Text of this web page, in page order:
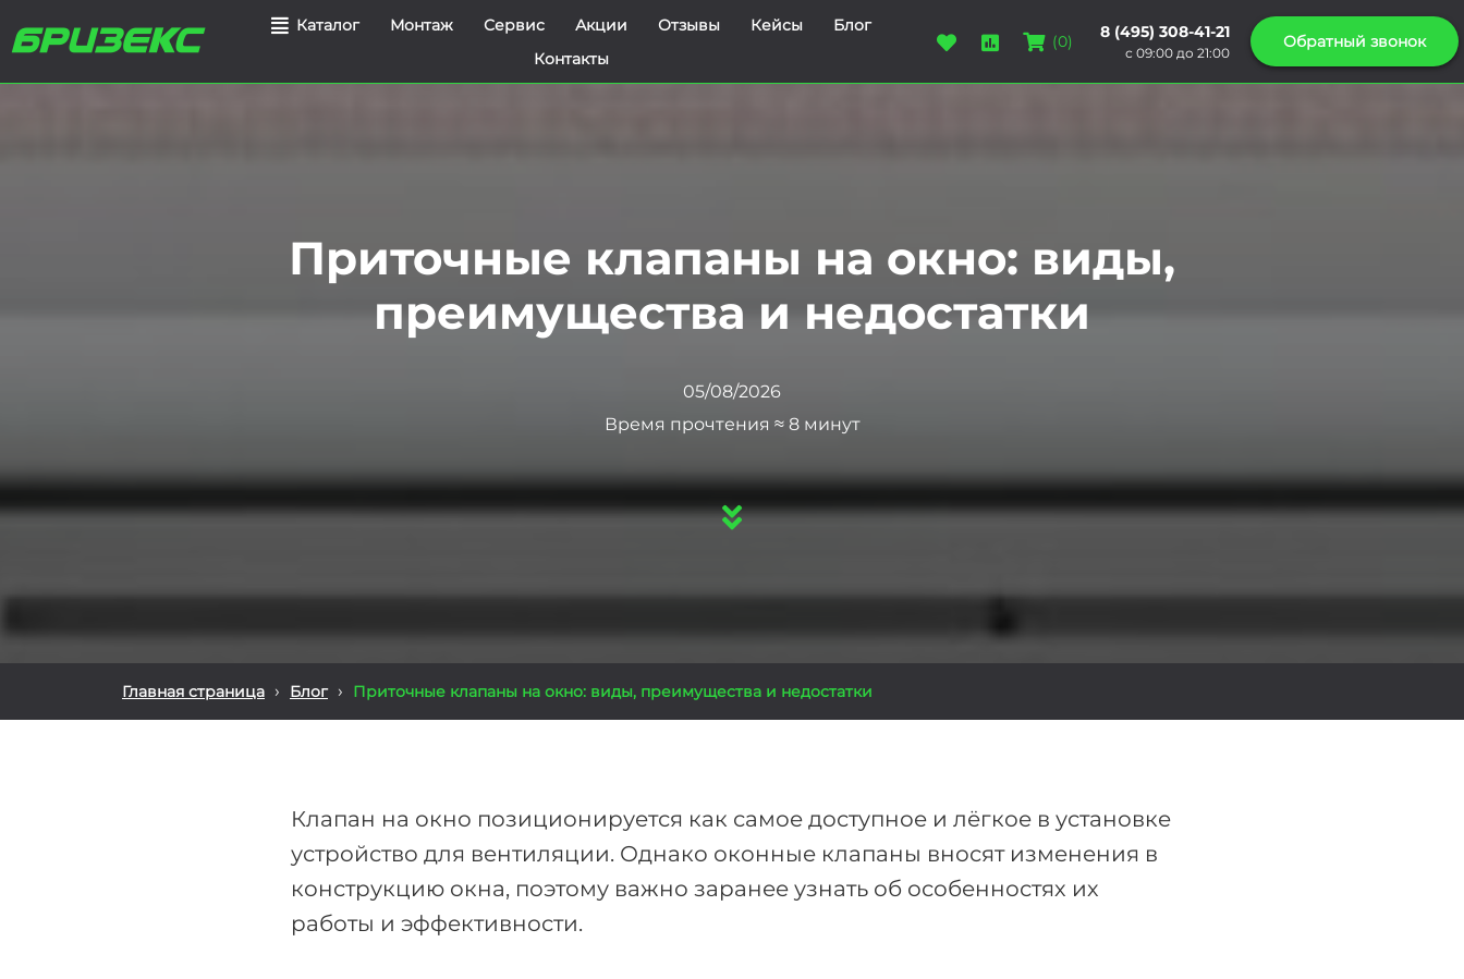
Каталог Монтаж Сервис Акции Отзывы Кейсы
Блог
Контакты
(0)
8 (495) 308-41-21
с 09:00 до 21:00
Обратный звонок
Приточные клапаны на окно: виды,
преимущества и недостатки
05/08/2026
Время прочтения ≈ 8 минут
Главная страница › Блог › Приточные клапаны на окно: виды, преимущества и недостатки
Клапан на окно позиционируется как самое доступное и лёгкое в установке
устройство для вентиляции. Однако оконные клапаны вносят изменения в
конструкцию окна, поэтому важно заранее узнать об особенностях их
работы и эффективности.